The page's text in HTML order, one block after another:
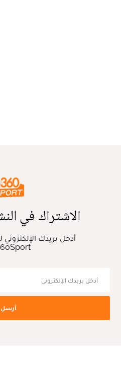
الاشتراك في
أدخل بريدك الإلكتروني
أرسل